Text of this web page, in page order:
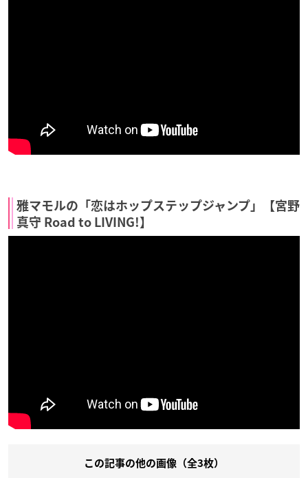
雅マモルの「恋はホップステップジャンプ」【宮野
真守 Road to LIVING!】
この記事の他の画像（全3枚）